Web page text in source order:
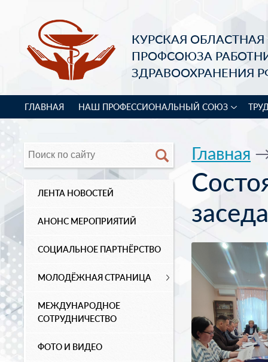
КУРСКАЯ
ПРОФСОЮЗА
ЗДРАВООХРАНЕНИЯ
ГЛАВНАЯ НАШ ПРОФЕССИОНАЛЬНЫЙ СОЮЗ
ЛЕНТА НОВОСТЕЙ
АНОНС МЕРОПРИЯТИЙ
СОЦИАЛЬНОЕ ПАРТНЁРСТВО
МОЛОДЁЖНАЯ СТРАНИЦА
МЕЖДУНАРОДНОЕ
СОТРУДНИЧЕСТВО
ФОТО И ВИДЕО
Главная